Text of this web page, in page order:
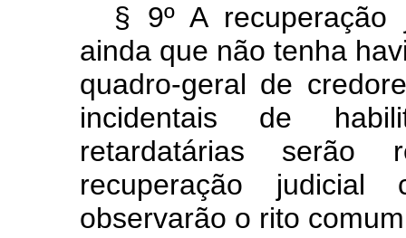
§ 9º A recuperação
ainda que não tenha
quadro-geral de
incidentais de
retardatárias serão
recuperação
observarão o rito